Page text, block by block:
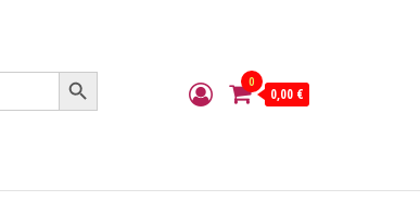
Search Button
0
0,00 €